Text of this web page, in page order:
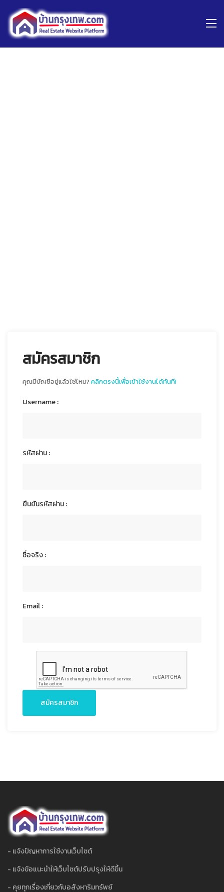
สมัครสมาชิก
คุณมีบัญชีอยู่แล้วใช่ไหม? คลิกตรงนี้เพื่อเข้าใช้งานได้ทันที!
Username :
รหัสผ่าน :
ยืนยันรหัสผ่าน :
ชื่อจริง :
Email :
สมัครสมาชิก
- แจ้งปัญหาการใช้งานเว็บไซต์
- แจ้งข้อแนะนำให้เว็บไซต์ปรับปรุงให้ดีขึ้น
- คุยทุกเรื่องเกี่ยวกับอสังหาริมทรัพย์